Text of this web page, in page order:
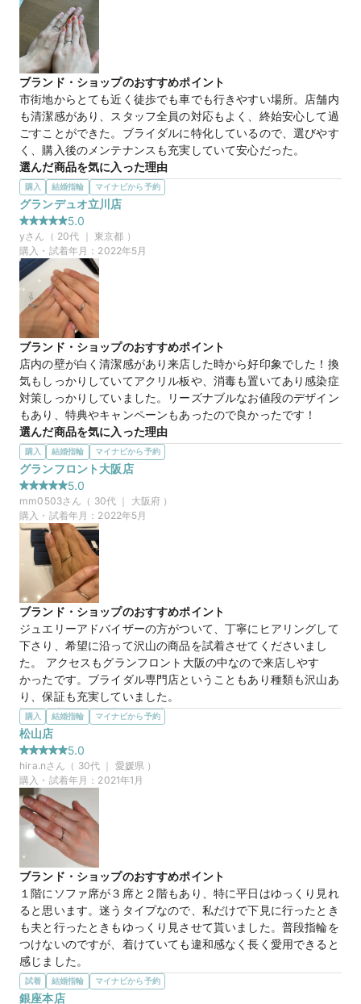
マイナビ限定
この店舗のおすすめ特典情報
【４℃ BRIDAL】マイナビウエディングから”10,000円分”の特典を
プレゼント
ブランド・ショップのおすすめポイント
市街地からとても近く徒歩でも車でも行きやすい場所。店舗内
も清潔感があり、スタッフ全員の対応もよく、終始安心して過
ごすことができた。ブライダルに特化しているので、選びやす
く、購入後のメンテナンスも充実していて安心だった。
選んだ商品を気に入った理由
夫と二人でつけるので、お互い日常に馴染むシンプルなデザイ
ンが良かった。ストレートタイプは共通させ、あとはそれぞれ
の好みのデザインを選べたのもうれしい。歳をとって指が細く
なってきても、指輪の存在感があるデザインにした。
購入 結婚指輪 マイナビから予約
グランデュオ立川店
5.0
yさん（ 20代 ｜ 東京都 ）
購入・試着年月： 2022年5月
ブランド・ショップのおすすめポイント
店内の壁が白く清潔感があり来店した時から好印象でした！換
気もしっかりしていてアクリル板や、消毒も置いてあり感染症
対策しっかりしていました。リーズナブルなお値段のデザイン
もあり、特典やキャンペーンもあったので良かったです！
選んだ商品を気に入った理由
最初はウェーブのデザインを希望だったのですが、Vカットの
デザインを付けてみたらとても気に入りました！女性は指が長
く見えるのと、男性がつけてもキリッとして男性らしいデザイ
ンでした！誕生石と印字も料金がかからないというのにも惹か
れました。
この店舗の良かったところ
その日に他のブランドさんに指輪を見に行く予約もしていると
伝えたところ、自分達が比較しやすいよう、ガツガツした勧め
方もなく決めやすかったです。何件か見てやっぱりここにしよ
うと思いました。スタッフの方の対応もとても良かったです！
価格帯 20万円
マイナビ限定 来店特典
この店舗のおすすめ特典情報
【４℃ BRIDAL】マイナビウエディングから”10,000円分”の特典を
プレゼント
購入 結婚指輪 マイナビから予約
グランフロント大阪店
5.0
mm0503さん（ 30代 ｜ 大阪府 ）
購入・試着年月： 2022年5月
ブランド・ショップのおすすめポイント
ジュエリーアドバイザーの方がついて、丁寧にヒアリングして
下さり、希望に沿って沢山の商品を試着させてくださいまし
た。 アクセスもグランフロント大阪の中なので来店しやす
かったです。ブライダル専門店ということもあり種類も沢山あ
り、保証も充実していました。
選んだ商品を気に入った理由
2人の希望の予算やデザインに合わせて商品を出してくださり
試着してはその都度希望や、感想を丁寧に聞いてくださり、納
得いくまでゆっくり試着させてくださいました。来店予約して
いったので、ゆったり選ぶことができました。2人でお気に入
りの指輪を見つけることができました。
この店舗の良かったところ
丁寧にヒアリングしてくださるところが良かったです。
いろんなお話ができて楽しかったです。
来店予約した際には私たちに向けてかわいいメッセージカード
も書いてくださり嬉しかったです。落ち着いたゆっくりした空
間の店内でした。
種類も豊富でした♪
商品名 アクアリリー
価格帯 20万円
購入 結婚指輪 マイナビから予約
松山店
5.0
hira.nさん（ 30代 ｜ 愛媛県 ）
購入・試着年月： 2021年1月
ブランド・ショップのおすすめポイント
１階にソファ席が３席と２階もあり、特に平日はゆっくり見れ
ると思います。迷うタイプなので、私だけで下見に行ったとき
も夫と行ったときもゆっくり見させて貰いました。普段指輪を
つけないのですが、着けていても違和感なく長く愛用できると
感じました。
選んだ商品を気に入った理由
ウェーブしているデザインなので色んな角度からダイヤモンド
試着 結婚指輪 マイナビから予約
銀座本店